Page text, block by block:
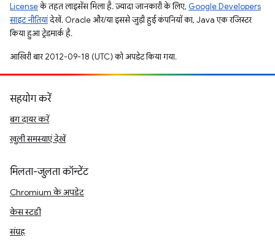
Licenseके तहत लाइसेंस मिला है. ज़्यादा जानकारी के लिए, Google Developers
साइट नीतियांदेखें. Oracle और/या इससे जुड़ी हुई कंपनियों का, Java एक रजिस्टर
किया हुआ ट्रेडमार्क है.
आखिरी बार 2012-09-18 (UTC) को अपडेट किया गया.
सहयोग करें
बग दायर करें
खुली समस्याएं देखें
मिलता-जुलता कॉन्टेंट
Chromium के अपडेट
केस स्टडी
संग्रह